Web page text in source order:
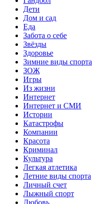
Дети
Дом и сад
Еда
Забота о себе
Звёзды
Здоровье
Зимние виды спорта
ЗОЖ
Игры
Из жизни
Интернет
Интернет и СМИ
Истории
Катастрофы
Компании
Красота
Криминал
Культура
Легкая атлетика
Летние виды спорта
Личный счет
Лыжный спорт
Любовь